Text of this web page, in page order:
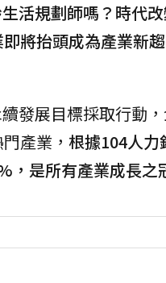
活規劃師嗎？時代
將抬頭成為產業新
發展目標採取行動
產業， 根據104人
，是所有產業成長之